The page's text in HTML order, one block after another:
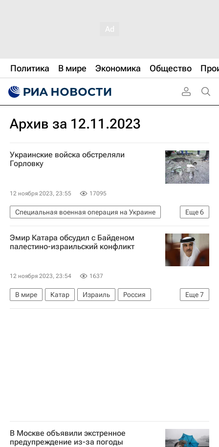
Политика В мире Экономика Общество
Архив за 12.11.2023
Украинские войска обстреляли
Горловку
12 ноября 2023, 23:55 17095
Еще6
Специальная военная операция на Украине
В мире
Горловка Украина
СЦКК
Донецкая Народная Республика
Эмир Катара обсудил с Байденом
палестино-израильский конфликт
12 ноября 2023, 23:54 1637
Еще7
В мире Катар Израиль
Россия
Тамим бен Хамад Аль Тани
Джо Байден
В Москве объявили экстренное
предупреждение из-за погоды